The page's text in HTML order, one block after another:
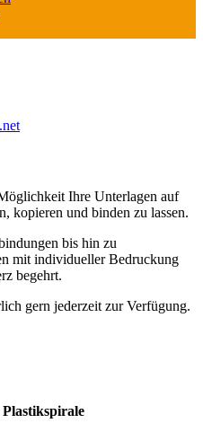
Ihre Unterlagen auf
kopieren und binden zu lassen.
bis hin zu
mit individueller Bedruckung
begehrt.
gern jederzeit zur Verfügung.